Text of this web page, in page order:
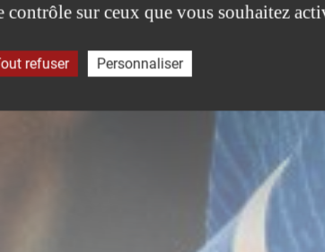
sur ceux que vous souhaitez
refuser Personnaliser